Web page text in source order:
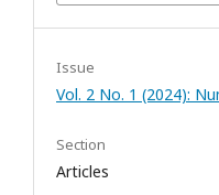
Issue
Vol. 2 No. 1 (2024):
Section
Articles